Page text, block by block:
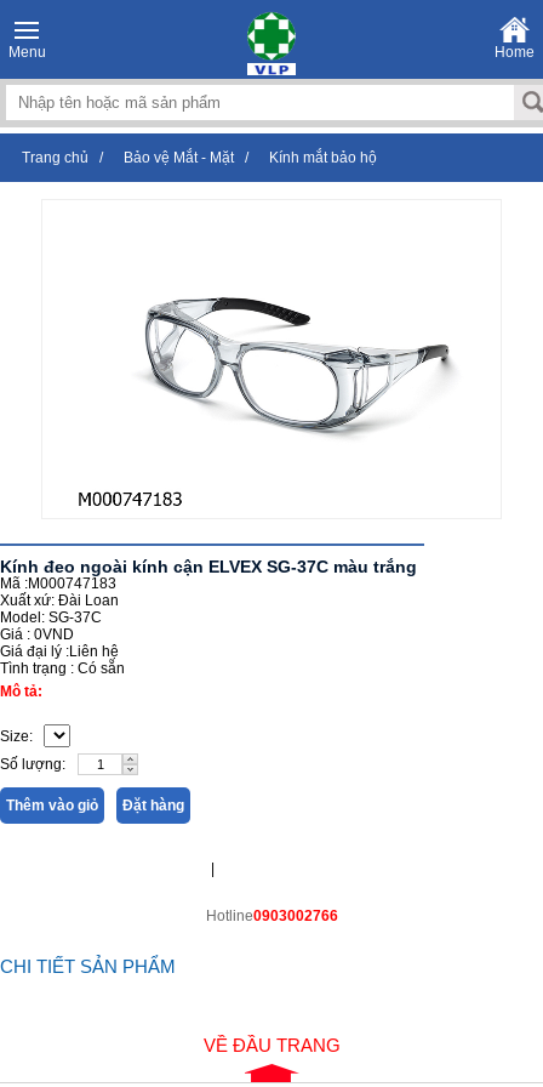
Menu Home
Trang chủ / Bảo vệ Mắt - Mặt/ Kính mắt bảo hộ
Kính đeo ngoài kính cận ELVEX SG-37C màu trắng
Mã :M000747183
Xuất xứ: Đài Loan
Model: SG-37C
Giá : 0VND
Giá đại lý :Liên hệ
Tình trạng : Có sẵn
Mô tả:
Size:
Số lượng:
Thêm vào giỏ Đặt hàng
|
Hotline0903002766
CHI TIẾT SẢN PHẨM
VỀ ĐẦU TRANG